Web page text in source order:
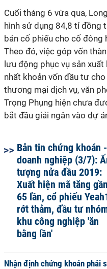
Cuối tháng 6 vừa qua,
hình sử dụng 84,8 tỉ đồng
bán cổ phiếu cho cổ đông
Theo đó, việc góp vốn
lưu động phục vụ sản
nhất khoản vốn đầu tư
thương mại dịch vụ, văn
Trọng Phụng hiện chưa
bắt đầu giải ngân vào dự
Bản tin chứng khoán -
doanh nghiệp (3/7):
tượng nửa đầu 2019:
Xuất hiện mã tăng gần
65 lần, cổ phiếu
rớt thảm, đầu tư
khu công nghiệp 'ăn
bằng lần'
Nhận định chứng khoán phái